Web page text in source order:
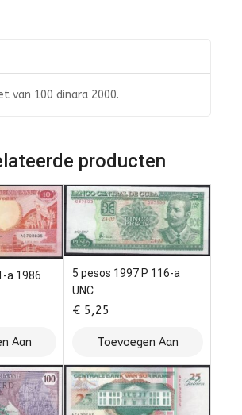
van 100 dinara 2000.
producten
a 1986
Aan
5 pesos 1997 P 116-a
UNC
€ 5,25
Toevoegen Aan
Winkelwagen